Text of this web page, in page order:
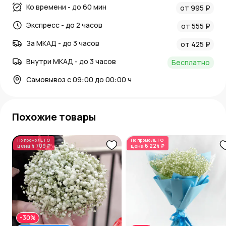
Ко времени - до 60 мин
от 995 ₽
Экспресс - до 2 часов
от 555 ₽
За МКАД - до 3 часов
от 425 ₽
Внутри МКАД - до 3 часов
Бесплатно
Самовывоз с 09:00 до 00:00 ч
Похожие товары
По промоЛЕТО
цена 4 709 ₽
-30%
По промоЛЕТО
цена 6 224 ₽